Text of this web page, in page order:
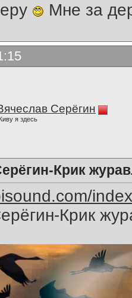
Мне за
Серёгин
я здесь
Крик
Крик